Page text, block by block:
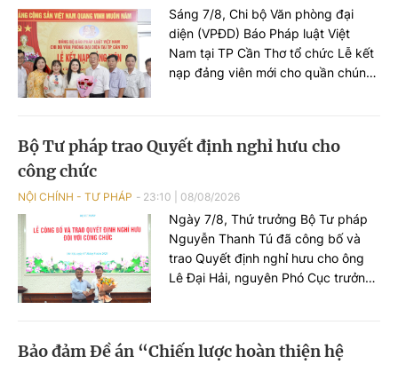
pháp.
Sáng 7/8, Chi bộ Văn phòng đại
diện (VPĐD) Báo Pháp luật Việt
Nam tại TP Cần Thơ tổ chức Lễ kết
nạp đảng viên mới cho quần chúng
Bộ Tư pháp trao Quyết định nghỉ hưu cho
công chức
NỘI CHÍNH - TƯ PHÁP 23:10 08/08/2026
Ngày 7/8, Thứ trưởng Bộ Tư pháp
Nguyễn Thanh Tú đã công bố và
trao Quyết định nghỉ hưu cho ông
Lê Đại Hải, nguyên Phó Cục trưởng
Bảo đảm Đề án “Chiến lược hoàn thiện hệ